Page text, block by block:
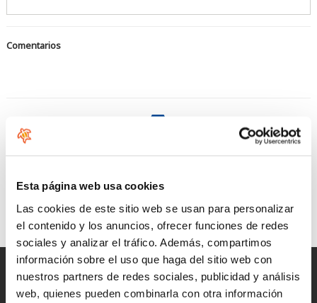
Esta página web usa cookies
Las cookies de este sitio web se usan para personalizar
el contenido y los anuncios, ofrecer funciones de redes
sociales y analizar el tráfico. Además, compartimos
información sobre el uso que haga del sitio web con
nuestros partners de redes sociales, publicidad y análisis
web, quienes pueden combinarla con otra información
Comentarios
Desde Nueva Zelanda, la revolución del foil
El objetivo de Armstrong es desarrollar una configuración de foil
de primera línea que se pueda usar fácilmente para todas las
disciplinas.
Entregas rápidas
para España y Portugal